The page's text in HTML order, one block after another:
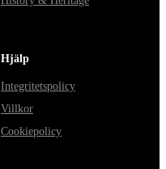
Hjälp
Integritetspolicy
Villkor
Cookiepolicy